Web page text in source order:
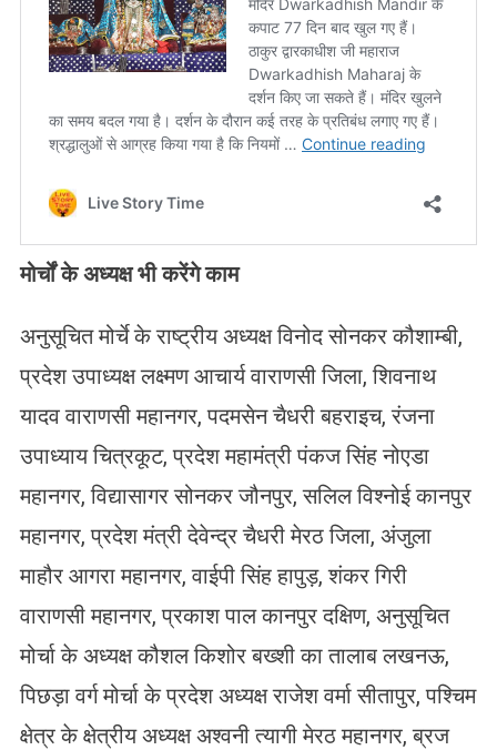
मोर्चों के अध्यक्ष भी करेंगे काम
अनुसूचित मोर्चे के राष्ट्रीय अध्यक्ष विनोद सोनकर कौशाम्बी,
प्रदेश उपाध्यक्ष लक्ष्मण आचार्य वाराणसी जिला, शिवनाथ
यादव वाराणसी महानगर, पदमसेन चैधरी बहराइच, रंजना
उपाध्याय चित्रकूट, प्रदेश महामंत्री पंकज सिंह नोएडा
महानगर, विद्यासागर सोनकर जौनपुर, सलिल विश्नोई कानपुर
महानगर, प्रदेश मंत्री देवेन्द्र चैधरी मेरठ जिला, अंजुला
माहौर आगरा महानगर, वाईपी सिंह हापुड़, शंकर गिरी
वाराणसी महानगर, प्रकाश पाल कानपुर दक्षिण, अनुसूचित
मोर्चा के अध्यक्ष कौशल किशोर बख्शी का तालाब लखनऊ,
पिछड़ा वर्ग मोर्चा के प्रदेश अध्यक्ष राजेश वर्मा सीतापुर, पश्चिम
क्षेत्र के क्षेत्रीय अध्यक्ष अश्वनी त्यागी मेरठ महानगर, ब्रज